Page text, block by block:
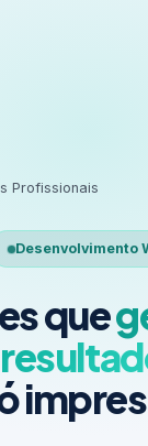
Profissionais
Desenvolvimento
que